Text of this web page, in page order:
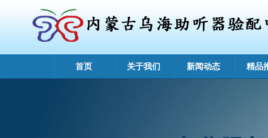
首页 关于我们 新闻动态 精品